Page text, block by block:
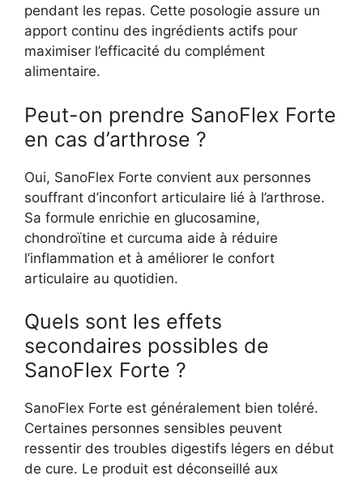
pendant les repas. Cette posologie assure un
apport continu des ingrédients actifs pour
maximiser l’efficacité du complément
alimentaire.
Peut-on prendre SanoFlex Forte
en cas d’arthrose ?
Oui, SanoFlex Forte convient aux personnes
souffrant d’inconfort articulaire lié à l’arthrose.
Sa formule enrichie en glucosamine,
chondroïtine et curcuma aide à réduire
l’inflammation et à améliorer le confort
articulaire au quotidien.
Quels sont les effets
secondaires possibles de
SanoFlex Forte ?
SanoFlex Forte est généralement bien toléré.
Certaines personnes sensibles peuvent
ressentir des troubles digestifs légers en début
de cure. Le produit est déconseillé aux